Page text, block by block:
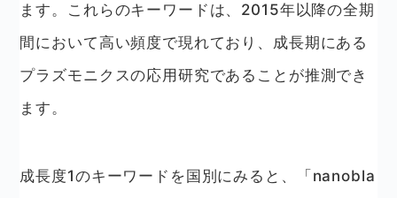
ます。これらのキーワードは、2015年以降の全期
間において高い頻度で現れており、成長期にある
プラズモニクスの応用研究であることが推測でき
ます。
成長度1のキーワードを国別にみると、「nanobla